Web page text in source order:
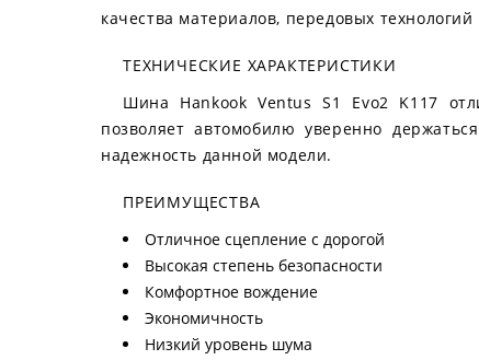
качества материалов, передовых
ТЕХНИЧЕСКИЕ ХАРАКТЕРИСТИКИ
Шина Hankook Ventus S1 Evo2 K117
позволяет автомобилю уверенно
надежность данной модели.
ПРЕИМУЩЕСТВА
Отличное сцепление с дорогой
Высокая степень безопасности
Комфортное вождение
Экономичность
Низкий уровень шума